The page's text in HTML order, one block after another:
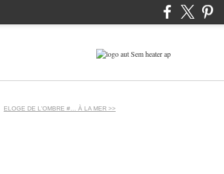
ELOGE DE L'OMBRE #… À LA MER >>